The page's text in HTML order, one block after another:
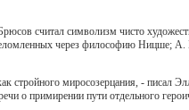
считал символизм чисто
через философию Ницше;
стройного миросозерцания, - писал
о примирении пути отдельного